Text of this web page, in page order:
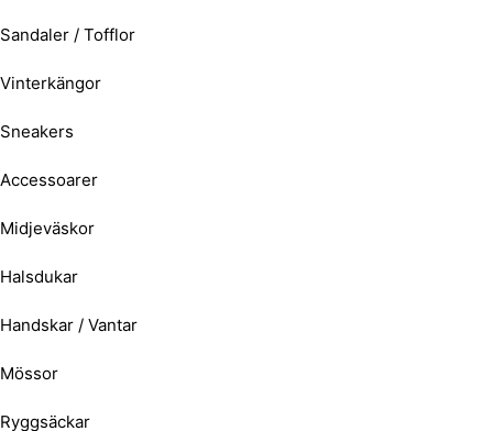
Sandaler / Tofflor
Vinterkängor
Sneakers
Accessoarer
Midjeväskor
Halsdukar
Handskar / Vantar
Mössor
Ryggsäckar